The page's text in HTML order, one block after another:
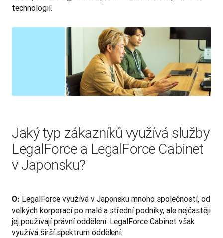
technologií.
Jaký typ zákazníků využívá služby
LegalForce a LegalForce Cabinet
v Japonsku?
O: LegalForce využívá v Japonsku mnoho společností, od
velkých korporací po malé a střední podniky, ale nejčastěji
jej používají právní oddělení. LegalForce Cabinet však
využívá širší spektrum oddělení.